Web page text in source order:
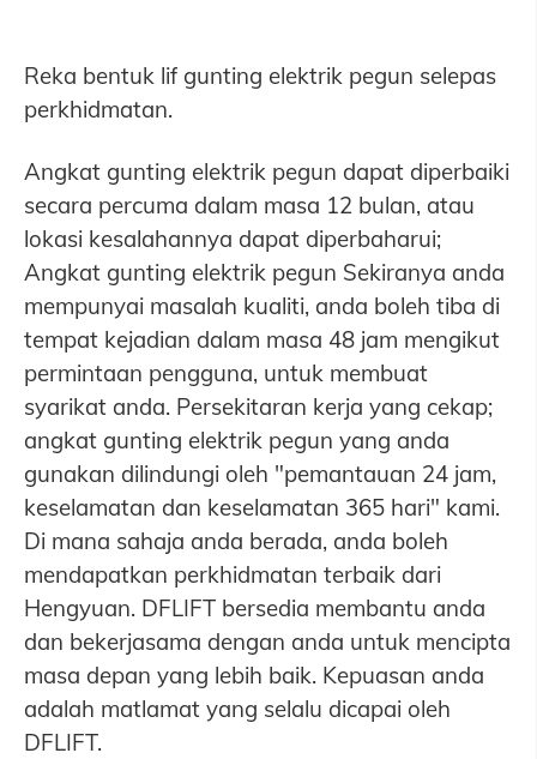
Reka bentuk lif gunting elektrik pegun selepas
perkhidmatan.
Angkat gunting elektrik pegun dapat diperbaiki
secara percuma dalam masa 12 bulan, atau
lokasi kesalahannya dapat diperbaharui;
Angkat gunting elektrik pegun Sekiranya anda
mempunyai masalah kualiti, anda boleh tiba di
tempat kejadian dalam masa 48 jam mengikut
permintaan pengguna, untuk membuat
syarikat anda. Persekitaran kerja yang cekap;
angkat gunting elektrik pegun yang anda
gunakan dilindungi oleh "pemantauan 24 jam,
keselamatan dan keselamatan 365 hari" kami.
Di mana sahaja anda berada, anda boleh
mendapatkan perkhidmatan terbaik dari
Hengyuan. DFLIFT bersedia membantu anda
dan bekerjasama dengan anda untuk mencipta
masa depan yang lebih baik. Kepuasan anda
adalah matlamat yang selalu dicapai oleh
DFLIFT.